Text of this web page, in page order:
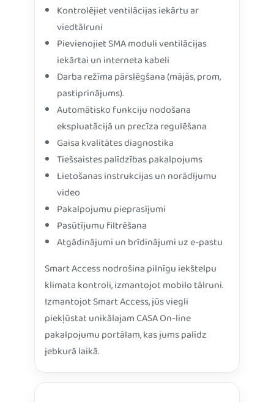
Kontrolējiet ventilācijas iekārtu ar
viedtālruni
Pievienojiet SMA moduli ventilācijas
iekārtai un interneta kabeli
Darba režīma pārslēgšana (mājās, prom,
pastiprinājums).
Automātisko funkciju nodošana
ekspluatācijā un precīza regulēšana
Gaisa kvalitātes diagnostika
Tiešsaistes palīdzības pakalpojums
Lietošanas instrukcijas un norādījumu
video
Pakalpojumu pieprasījumi
Pasūtījumu filtrēšana
Atgādinājumi un brīdinājumi uz e-pastu
Smart Access nodrošina pilnīgu iekštelpu
klimata kontroli, izmantojot mobilo tālruni.
Izmantojot Smart Access, jūs viegli
piekļūstat unikālajam CASA On-line
pakalpojumu portālam, kas jums palīdz
jebkurā laikā.